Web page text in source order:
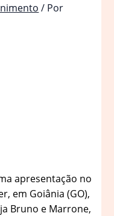
/ Por
apresentação no
em Goiânia (GO),
Bruno e Marrone,